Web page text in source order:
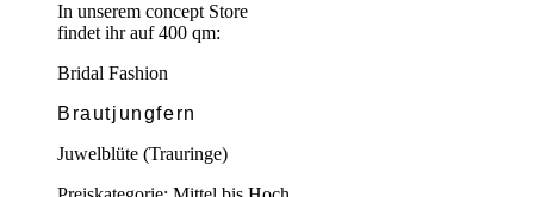
In unserem concept Store
findet ihr auf 400 qm:
Bridal Fashion
Brautjungfern
Juwelblüte (Trauringe)